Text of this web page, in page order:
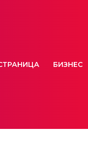
БИЗНЕС